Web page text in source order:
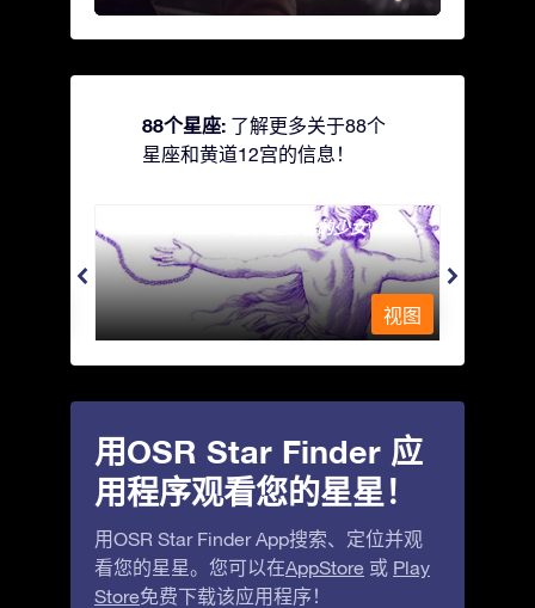
88个星座: 了解更多关于88个
星座和黄道12宫的信息！
Andromeda - 被铁链锁着的少女
视图
用OSR Star Finder 应
用程序观看您的星星！
用OSR Star Finder App搜索、定位并观
看您的星星。您可以在AppStore 或 Play
Store免费下载该应用程序！